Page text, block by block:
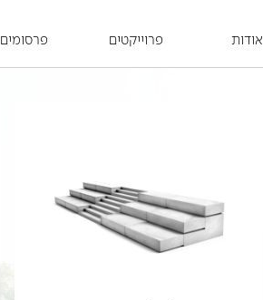
אודות פרוייקטים פרסומים